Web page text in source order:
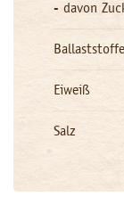
- davon
Ballaststoffe
Eiweiß
Salz